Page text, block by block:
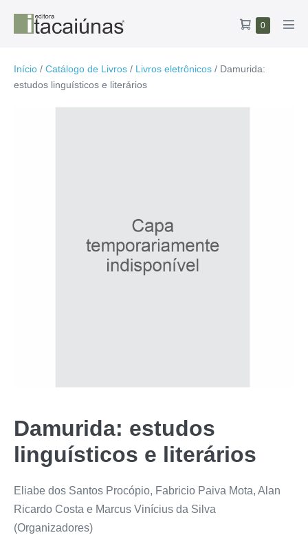
conteúdo
Carrinho
0Itens
Início / Catálogo de Livros / Livros eletrônicos / Damurida:
estudos linguísticos e literários
Damurida: estudos
linguísticos e literários
Eliabe dos Santos Procópio, Fabricio Paiva Mota, Alan
Ricardo Costa e Marcus Vinícius da Silva
(Organizadores)